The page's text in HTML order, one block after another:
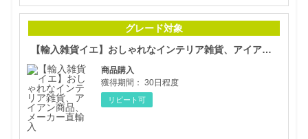
グレード対象
【輸入雑貨イエ】おしゃれなインテリア雑貨、アイアン商品、メーカー直輸入
商品購入
獲得期間： 30日程度
リピート可